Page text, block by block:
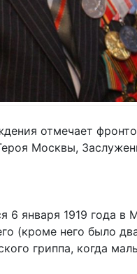
отмечает
Москвы,
января 1919 года в
(кроме него было
гриппа, когда